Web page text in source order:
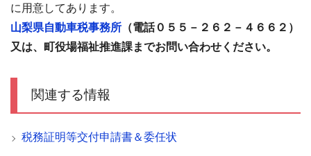
に用意してあります。
山梨県自動車税事務所 （電話０５５－２６２－４６６２）
又は、町役場福祉推進課までお問い合わせください。
関連する情報
税務証明等交付申請書＆委任状